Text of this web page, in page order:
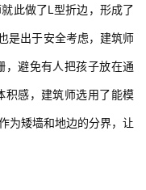
动扶梯之间会形成个三角
此做了L型折边，形成了
是出于安全考虑，建筑师
，避免有人把孩子放在通
积感，建筑师选用了能模
为矮墙和地边的分界，让